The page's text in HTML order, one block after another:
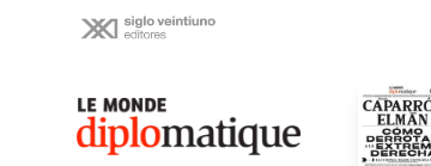
Le monde diplomatique